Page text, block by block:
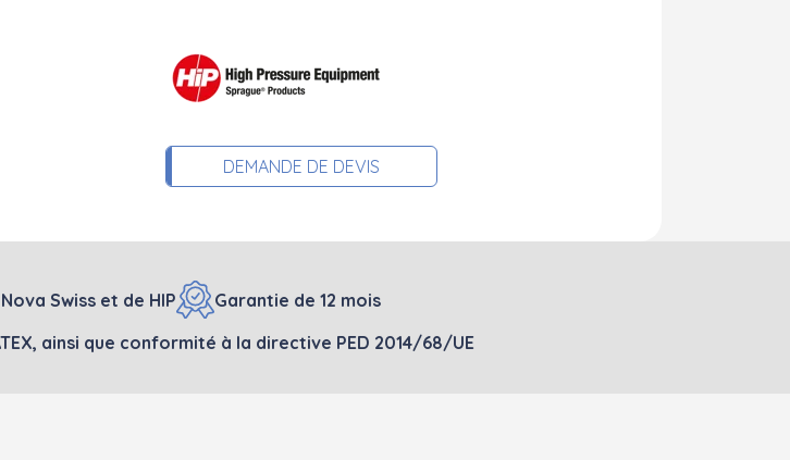
DEMANDE DE DEVIS
Swiss et de HIP
Garantie de 12 mois
ainsi que conformité à la directive PED 2014/68/UE